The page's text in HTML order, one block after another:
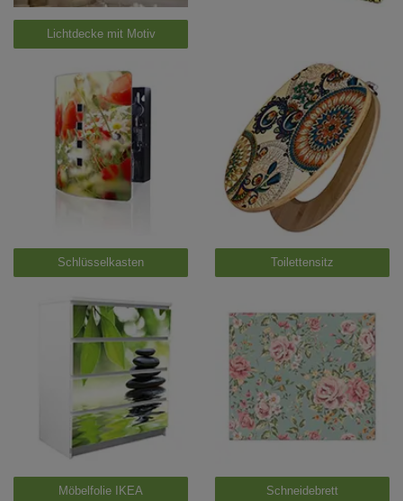
Lichtdecke mit Motiv
Schlüsselkasten Toilettensitz
Möbelfolie IKEA Schneidebrett